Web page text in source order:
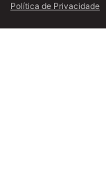
Política de Privacidade